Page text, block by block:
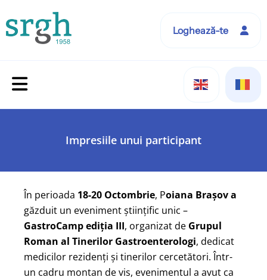
Loghează-te
Impresiile unui participant
În perioada 18-20 Octombrie, Poiana Brașov a
găzduit un eveniment științific unic –
GastroCamp ediția III, organizat de Grupul
Roman al Tinerilor Gastroenterologi, dedicat
medicilor rezidenți și tinerilor cercetători. Într-
un cadru montan de vis, evenimentul a avut ca